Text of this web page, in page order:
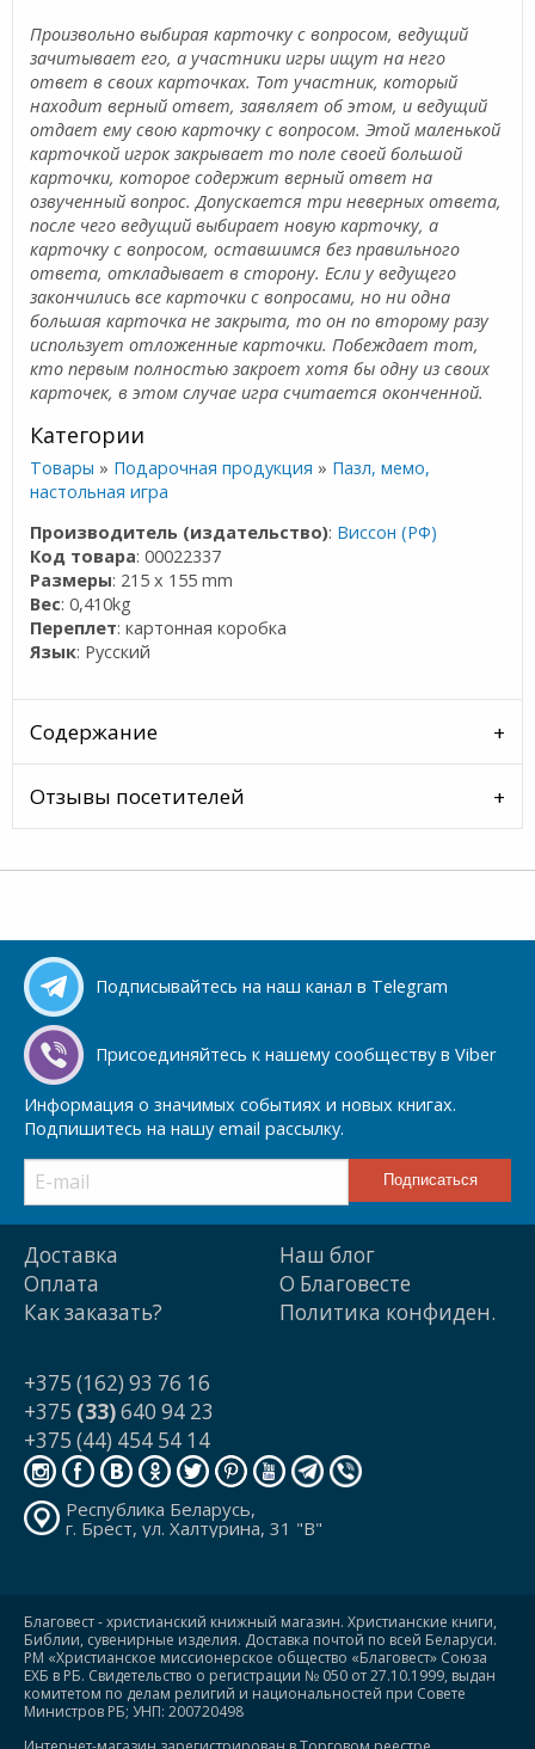
Произвольно выбирая карточку с вопросом, ведущий
зачитывает его, а участники игры ищут на него
ответ в своих карточках. Тот участник, который
находит верный ответ, заявляет об этом, и ведущий
отдает ему свою карточку с вопросом. Этой маленькой
карточкой игрок закрывает то поле своей большой
карточки, которое содержит верный ответ на
озвученный вопрос. Допускается три неверных ответа,
после чего ведущий выбирает новую карточку, а
карточку с вопросом, оставшимся без правильного
ответа, откладывает в сторону. Если у ведущего
закончились все карточки с вопросами, но ни одна
большая карточка не закрыта, то он по второму разу
использует отложенные карточки. Побеждает тот,
кто первым полностью закроет хотя бы одну из своих
карточек, в этом случае игра считается оконченной.
Категории
Товары » Подарочная продукция » Пазл, мемо,
настольная игра
Производитель (издательство): Виссон (РФ)
Код товара: 00022337
Размеры: 215 x 155 mm
Вес: 0,410kg
Переплет: картонная коробка
Язык: Русский
Содержание
Отзывы посетителей
Подписывайтесь на наш канал в Telegram
Присоединяйтесь к нашему сообществу в Viber
Информация о значимых событиях и новых книгах.
Подпишитесь на нашу email рассылку.
Доставка
Оплата
Как заказать?
Наш блог
О Благовесте
Политика конфиден.
+375 (162) 93 76 16
+375 (33)640 94 23
+375 (44) 454 54 14
Республика Беларусь,
г. Брест, ул. Халтурина, 31 "В"
Благовест - христианский книжный магазин. Христианские книги,
Библии, сувенирные изделия. Доставка почтой по всей Беларуси.
РМ «Христианское миссионерское общество «Благовест» Союза
ЕХБ в РБ. Свидетельство о регистрации № 050 от 27.10.1999, выдан
комитетом по делам религий и национальностей при Совете
Министров РБ; УНП: 200720498